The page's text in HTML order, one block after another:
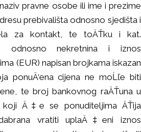
pravne osobe ili ime i prezime
prebivališta odnosno sjedišta i
za kontakt, te toÄŤku i kat.
odnosno nekretnina i iznos
(EUR) napisan brojkama iskazan
ponuÄ‘ena cijena ne moĹľe biti
te broj bankovnog raÄŤuna u
koji Ä‡e se ponuditeljima ÄŤija
vratiti uplaÄ‡eni iznos